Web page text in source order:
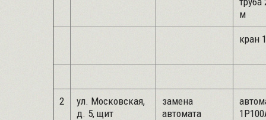
м
кран
2
ул. Московская,
д. 5, щит
замена
автомата